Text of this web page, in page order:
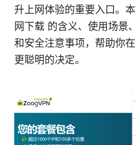
升上网体验的重要入口。
网下载 的含义、使用场景
和安全注意事项，帮助你
更聪明的决定。